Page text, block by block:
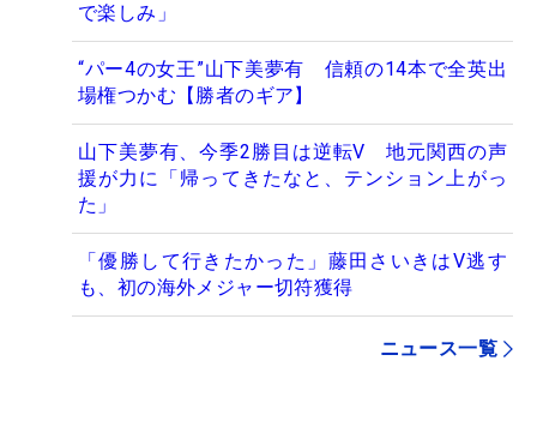
で楽しみ」
“パー4の女王”山下美夢有 信頼の14本で全英出
場権つかむ【勝者のギア】
山下美夢有、今季2勝目は逆転V 地元関西の声
援が力に「帰ってきたなと、テンション上がっ
た」
「優勝して行きたかった」藤田さいきはV逃す
も、初の海外メジャー切符獲得
ニュース一覧